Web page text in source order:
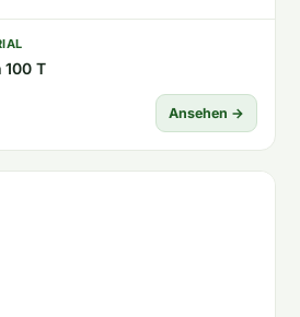
T
Ansehen →